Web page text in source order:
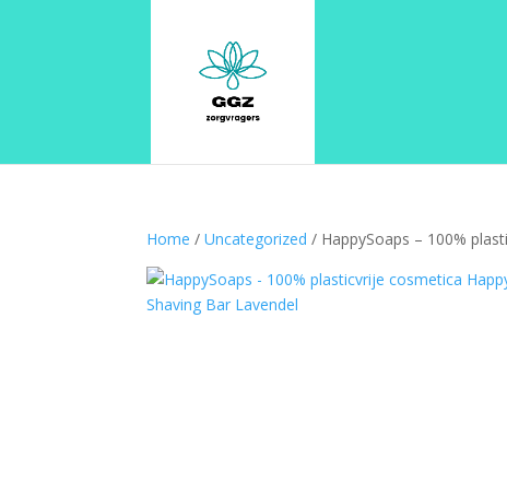
Home /Uncategorized / HappySoaps – 100%